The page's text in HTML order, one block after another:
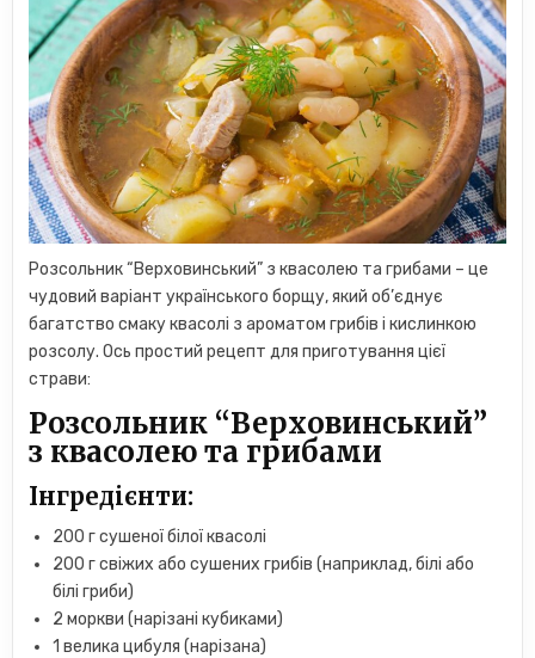
Розсольник “Верховинський” з квасолею та грибами – це
чудовий варіант українського борщу, який об’єднує
багатство смаку квасолі з ароматом грибів і кислинкою
розсолу. Ось простий рецепт для приготування цієї
страви:
Розсольник “Верховинський”
з квасолею та грибами
Інгредієнти:
200 г сушеної білої квасолі
200 г свіжих або сушених грибів (наприклад, білі або
білі гриби)
2 моркви (нарізані кубиками)
1 велика цибуля (нарізана)